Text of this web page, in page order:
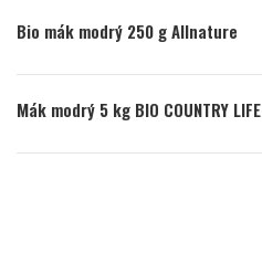
Bio mák modrý 250 g Allnature
Mák modrý 5 kg BIO COUNTRY LIFE